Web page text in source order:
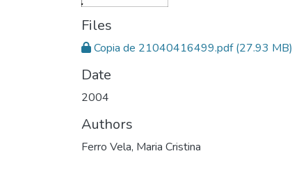
Files
Copia de 21040416499.pdf(27.93 MB)
Date
2004
Authors
Ferro Vela, Maria Cristina